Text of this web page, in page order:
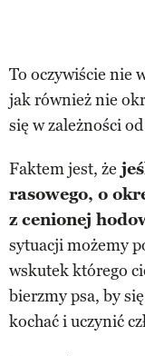
To oczywiście nie
jak również nie
się w zależności
Faktem jest, że
rasowego, o
z cenionej
sytuacji możemy
wskutek którego
bierzmy psa, by
kochać i uczynić